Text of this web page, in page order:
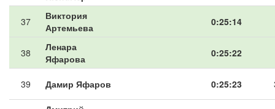
37
Виктория
Артемьева
0:25:14
38
Ленара
Яфарова
0:25:22
39 Дамир Яфаров 0:25:23